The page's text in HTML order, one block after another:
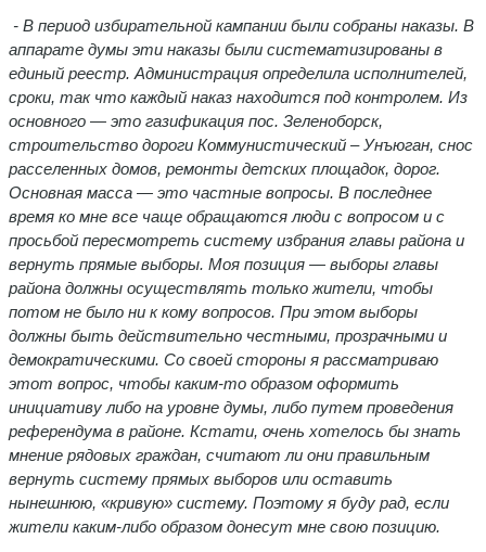
- В период избирательной кампании были собраны наказы. В
аппарате думы эти наказы были систематизированы в
единый реестр. Администрация определила исполнителей,
сроки, так что каждый наказ находится под контролем. Из
основного — это газификация пос. Зеленоборск,
строительство дороги Коммунистический – Унъюган, снос
расселенных домов, ремонты детских площадок, дорог.
Основная масса — это частные вопросы. В последнее
время ко мне все чаще обращаются люди с вопросом и с
просьбой пересмотреть систему избрания главы района и
вернуть прямые выборы. Моя позиция — выборы главы
района должны осуществлять только жители, чтобы
потом не было ни к кому вопросов. При этом выборы
должны быть действительно честными, прозрачными и
демократическими. Со своей стороны я рассматриваю
этот вопрос, чтобы каким-то образом оформить
инициативу либо на уровне думы, либо путем проведения
референдума в районе. Кстати, очень хотелось бы знать
мнение рядовых граждан, считают ли они правильным
вернуть систему прямых выборов или оставить
нынешнюю, «кривую» систему. Поэтому я буду рад, если
жители каким-либо образом донесут мне свою позицию.